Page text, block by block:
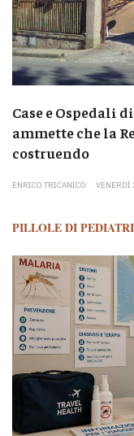
Case e Ospedali
ammette che la
costruendo
ENRICO TRICANICO VENERDÌ
PILLOLE DI